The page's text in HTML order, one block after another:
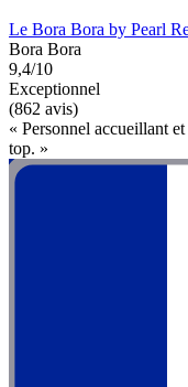
Le Bora Bora by Pearl
Bora Bora
9,4/10
Exceptionnel
(862 avis)
« Personnel accueillant
top. »